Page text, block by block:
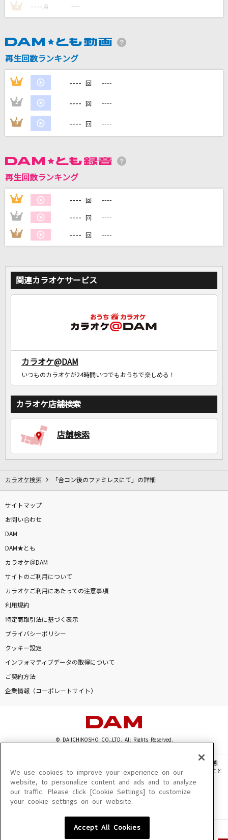
残酷な天使のテーゼ
ヒグチアイ
カラオケ最新情報をチェック！
3 ---- 点 ----
再生回数ランキング
1 ---- 回 ----
2 ---- 回 ----
3 ---- 回 ----
再生回数ランキング
1 ---- 回 ----
2 ---- 回 ----
3 ---- 回 ----
関連カラオケサービス
カラオケ@DAM
いつものカラオケが24時間いつでもおうちで楽しめる！
カラオケ店舗検索
店舗検索
カラオケ検索 「合コン後のファミレスにて」の詳細
サイトマップ
お問い合わせ
DAM
DAM★とも
カラオケ＠DAM
サイトのご利用について
カラオケご利用にあたっての注意事項
利用規約
特定商取引法に基づく表示
プライバシーポリシー
クッキー設定
インフォマティブデータの取得について
ご契約方法
企業情報（コーポレートサイト）
© DAIICHIKOSHO CO.,LTD. All Rights Reserved.
このサイトに掲載されている一切の文章・画像・写真・動画・音声等を、手段や形態
を問わず、著作権法の定める範囲を超えて無断で複製、転載、ファイル化などすること
を禁じます。
楽曲及びコンテンツは、機種によりご利用いただけない場合があります。
楽曲及びコンテンツの配信日、配信内容が変更になる場合があります。
We use cookies to improve your experience on our
website, to personalize content and ads and to analyze
our traffic. Please click [Cookie Settings] to customize
your cookie settings on our website.
Accept All Cookies